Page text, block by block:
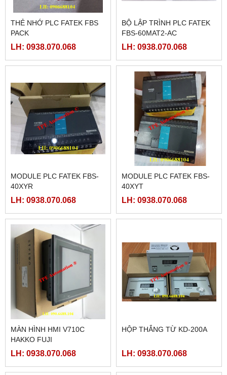
THẺ NHỚ PLC FATEK FBS
PACK
LH: 0938.070.068
BỘ LẬP TRÌNH PLC FATEK
FBS-60MAT2-AC
LH: 0938.070.068
MODULE PLC FATEK FBS-
40XYR
LH: 0938.070.068
MODULE PLC FATEK FBS-
40XYT
LH: 0938.070.068
MÀN HÌNH HMI V710C
HAKKO FUJI
LH: 0938.070.068
HỘP THẮNG TỪ KD-200A
LH: 0938.070.068